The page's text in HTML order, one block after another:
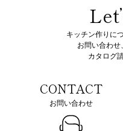
キッチン作りに
お問い合わせ
カタログ
CONTACT
お問い合わせ